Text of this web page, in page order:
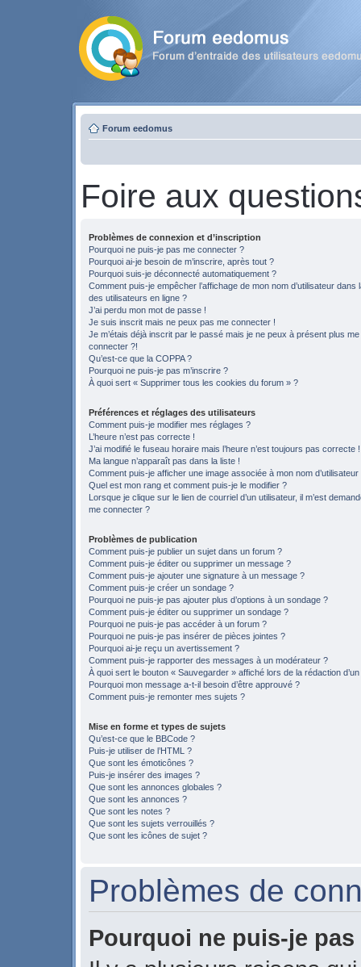
Forum eedomus
Foire aux
Problèmes de connexion et d’inscription
Pourquoi ne puis-je pas me connecter ?
Pourquoi ai-je besoin de m’inscrire, après tout ?
Pourquoi suis-je déconnecté automatiquement ?
Comment puis-je empêcher l’affichage de mon nom d’utilisateur dans
des utilisateurs en ligne ?
J’ai perdu mon mot de passe !
Je suis inscrit mais ne peux pas me connecter !
Je m’étais déjà inscrit par le passé mais je ne peux à présent plus me
connecter ?!
Qu’est-ce que la COPPA ?
Pourquoi ne puis-je pas m’inscrire ?
À quoi sert « Supprimer tous les cookies du forum » ?
Préférences et réglages des utilisateurs
Comment puis-je modifier mes réglages ?
L’heure n’est pas correcte !
J’ai modifié le fuseau horaire mais l’heure n’est toujours pas correcte !
Ma langue n’apparaît pas dans la liste !
Comment puis-je afficher une image associée à mon nom d’utilisateur
Quel est mon rang et comment puis-je le modifier ?
Lorsque je clique sur le lien de courriel d’un utilisateur, il m’est
me connecter ?
Problèmes de publication
Comment puis-je publier un sujet dans un forum ?
Comment puis-je éditer ou supprimer un message ?
Comment puis-je ajouter une signature à un message ?
Comment puis-je créer un sondage ?
Pourquoi ne puis-je pas ajouter plus d’options à un sondage ?
Comment puis-je éditer ou supprimer un sondage ?
Pourquoi ne puis-je pas accéder à un forum ?
Pourquoi ne puis-je pas insérer de pièces jointes ?
Pourquoi ai-je reçu un avertissement ?
Comment puis-je rapporter des messages à un modérateur ?
À quoi sert le bouton « Sauvegarder » affiché lors de la rédaction
Pourquoi mon message a-t-il besoin d’être approuvé ?
Comment puis-je remonter mes sujets ?
Mise en forme et types de sujets
Qu’est-ce que le BBCode ?
Puis-je utiliser de l’HTML ?
Que sont les émoticônes ?
Puis-je insérer des images ?
Que sont les annonces globales ?
Que sont les annonces ?
Que sont les notes ?
Que sont les sujets verrouillés ?
Que sont les icônes de sujet ?
Problèmes de
Pourquoi ne puis-je